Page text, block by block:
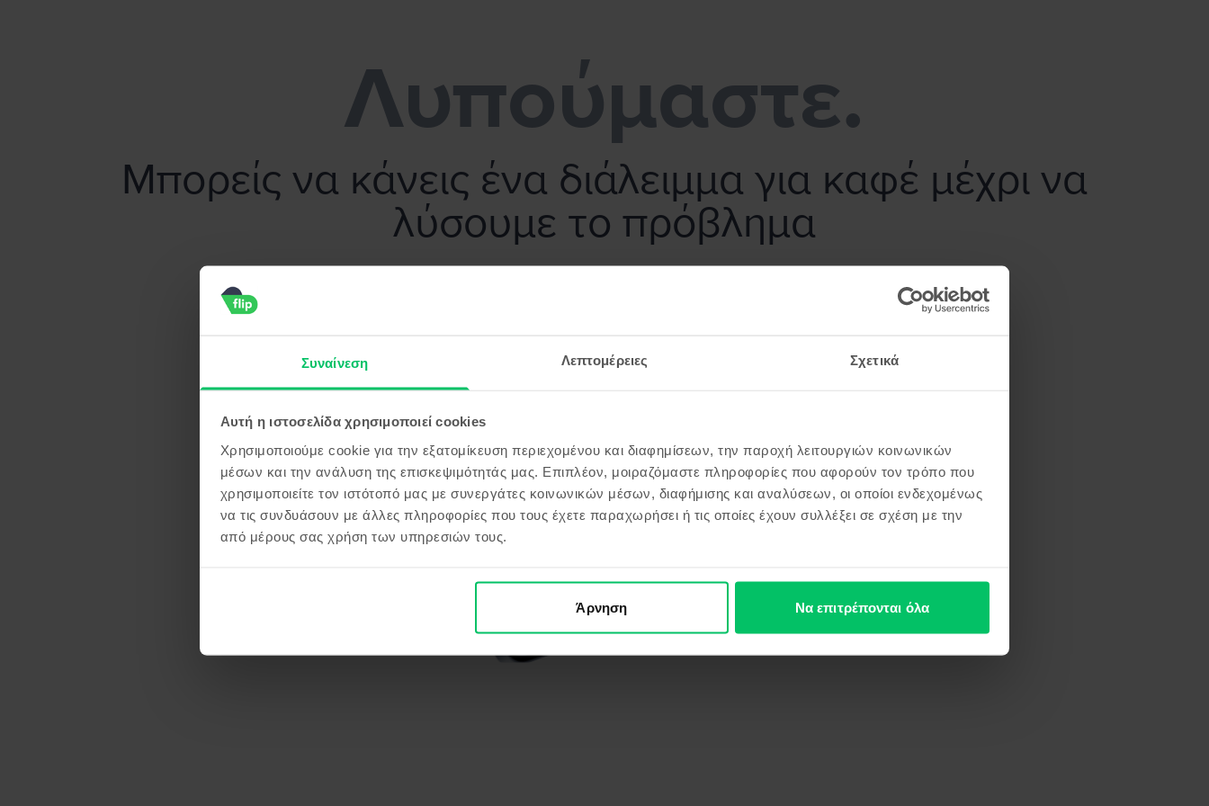
Συναίνεση Λεπτομέρειες Σχετικά
Αυτή η ιστοσελίδα χρησιμοποιεί cookies
Χρησιμοποιούμε cookie για την εξατομίκευση περιεχομένου και διαφημίσεων, την παροχή λειτουργιών κοινωνικών
μέσων και την ανάλυση της επισκεψιμότητάς μας. Επιπλέον, μοιραζόμαστε πληροφορίες που αφορούν τον τρόπο που
χρησιμοποιείτε τον ιστότοπό μας με συνεργάτες κοινωνικών μέσων, διαφήμισης και αναλύσεων, οι οποίοι ενδεχομένως
να τις συνδυάσουν με άλλες πληροφορίες που τους έχετε παραχωρήσει ή τις οποίες έχουν συλλέξει σε σχέση με την
από μέρους σας χρήση των υπηρεσιών τους.
Άρνηση Να επιτρέπονται όλα
Λυπούμαστε.
Μπορείς να κάνεις ένα διάλειμμα για καφέ μέχρι να
λύσουμε το πρόβλημα